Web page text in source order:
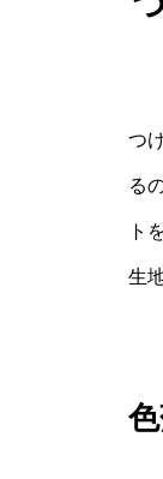
つ
る
ト
生